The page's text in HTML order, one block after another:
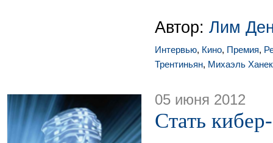
Автор: Лим
Интервью, Кино, Премия,
Трентиньян, Михаэль
05 июня 2012
Стать